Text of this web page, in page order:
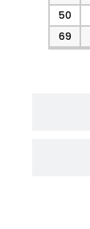
50
69